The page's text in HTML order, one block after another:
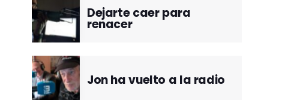
Dejarte caer para
renacer
Jon ha vuelto a la radio